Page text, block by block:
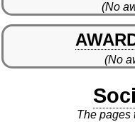
(No
(No
The pages